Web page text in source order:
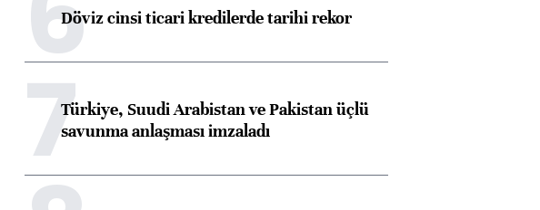
Döviz cinsi ticari kredilerde tarihi rekor
7Türkiye, Suudi Arabistan ve Pakistan üçlü
savunma anlaşması imzaladı